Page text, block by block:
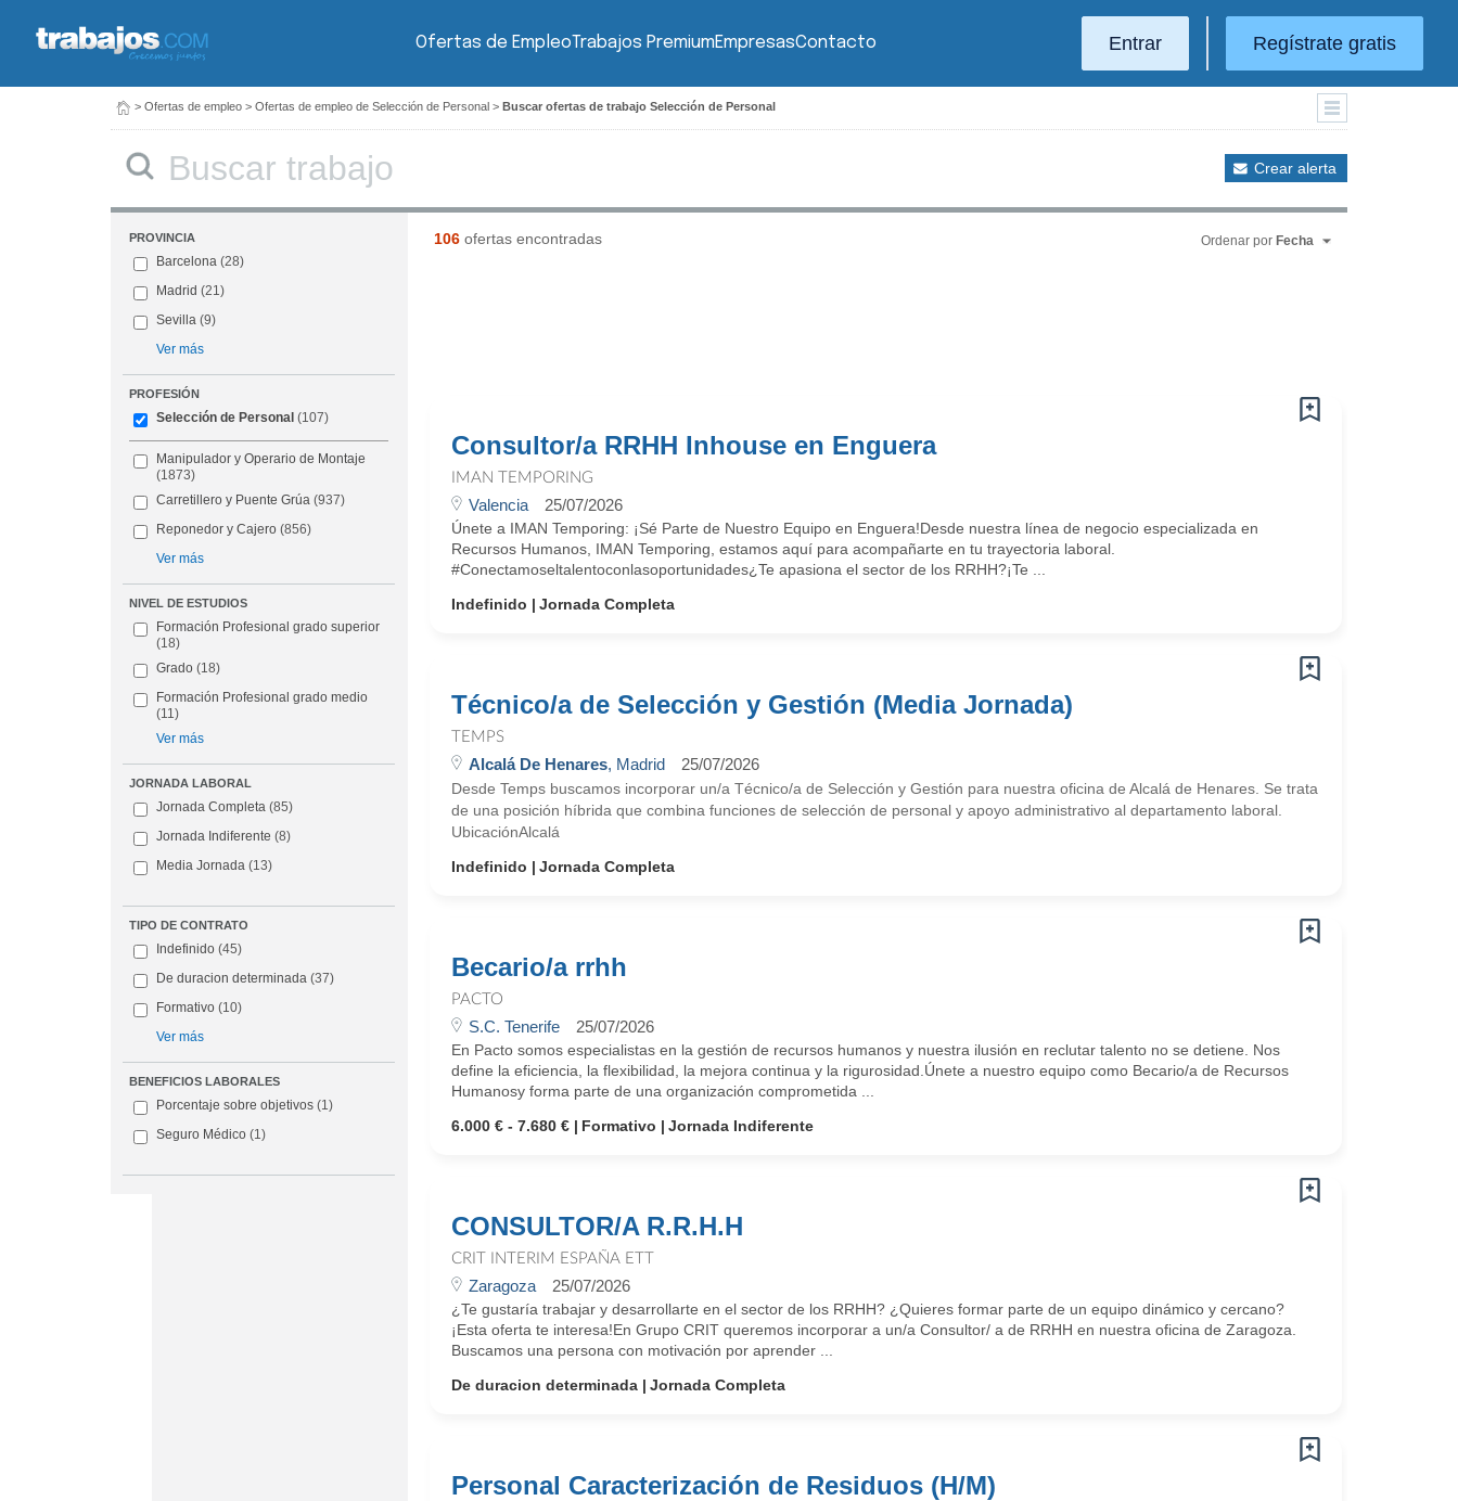
Ofertas de EmpleoTrabajos PremiumEmpresasContacto Entrar Regístrate gratis
> Ofertas de empleo > Ofertas de empleo de Selección de Personal > Buscar ofertas de trabajo Selección de Personal
Crear alerta
PROVINCIA
Barcelona (28)
Madrid (21)
Sevilla (9)
Ver más
PROFESIÓN
Selección de Personal (107)
Manipulador y Operario de Montaje
(1873)
Carretillero y Puente Grúa (937)
Reponedor y Cajero (856)
Ver más
NIVEL DE ESTUDIOS
Formación Profesional grado superior
(18)
Grado (18)
Formación Profesional grado medio
(11)
Ver más
JORNADA LABORAL
Jornada Completa (85)
Jornada Indiferente (8)
Media Jornada (13)
TIPO DE CONTRATO
Indefinido (45)
De duracion determinada (37)
Formativo (10)
Ver más
BENEFICIOS LABORALES
Porcentaje sobre objetivos (1)
Seguro Médico (1)
106ofertas encontradas Ordenar por Fecha
Consultor/a RRHH Inhouse en Enguera
IMAN TEMPORING
Valencia 25/07/2026
Únete a IMAN Temporing: ¡Sé Parte de Nuestro Equipo en Enguera!Desde nuestra línea de negocio especializada en
Recursos Humanos, IMAN Temporing, estamos aquí para acompañarte en tu trayectoria laboral.
#Conectamoseltalentoconlasoportunidades¿Te apasiona el sector de los RRHH?¡Te ...
Indefinido
Jornada Completa
Técnico/a de Selección y Gestión (Media Jornada)
TEMPS
Alcalá De Henares, Madrid 25/07/2026
Desde Temps buscamos incorporar un/a Técnico/a de Selección y Gestión para nuestra oficina de Alcalá de Henares. Se trata
de una posición híbrida que combina funciones de selección de personal y apoyo administrativo al departamento laboral.
UbicaciónAlcalá
Indefinido
Jornada Completa
Becario/a rrhh
PACTO
S.C. Tenerife 25/07/2026
En Pacto somos especialistas en la gestión de recursos humanos y nuestra ilusión en reclutar talento no se detiene. Nos
define la eficiencia, la flexibilidad, la mejora continua y la rigurosidad.Únete a nuestro equipo como Becario/a de Recursos
Humanosy forma parte de una organización comprometida ...
6.000 € - 7.680 €
Formativo Jornada Indiferente
CONSULTOR/A R.R.H.H
CRIT INTERIM ESPAÑA ETT
Zaragoza 25/07/2026
¿Te gustaría trabajar y desarrollarte en el sector de los RRHH? ¿Quieres formar parte de un equipo dinámico y cercano?
¡Esta oferta te interesa!En Grupo CRIT queremos incorporar a un/a Consultor/ a de RRHH en nuestra oficina de Zaragoza.
Buscamos una persona con motivación por aprender ...
De duracion determinada
Jornada Completa
Personal Caracterización de Residuos (H/M)